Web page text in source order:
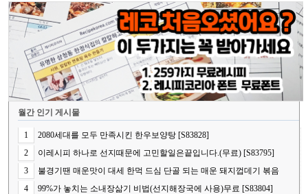
월간 인기 게시물
1
2080세대를 모두 만족시킨 한우보양탕 [S83828]
2
이레시피 하나로 선지때문에 고민할일은끝입니다.(무료) [S83795]
3
불경기땐 매운맛이 대세 한먹 드심 단골 되는 매운 돼지껍데기 볶음
[S83778]
4
99%가 놓치는 소내장삶기 비법(선지해장국에 사용)무료 [S83804]